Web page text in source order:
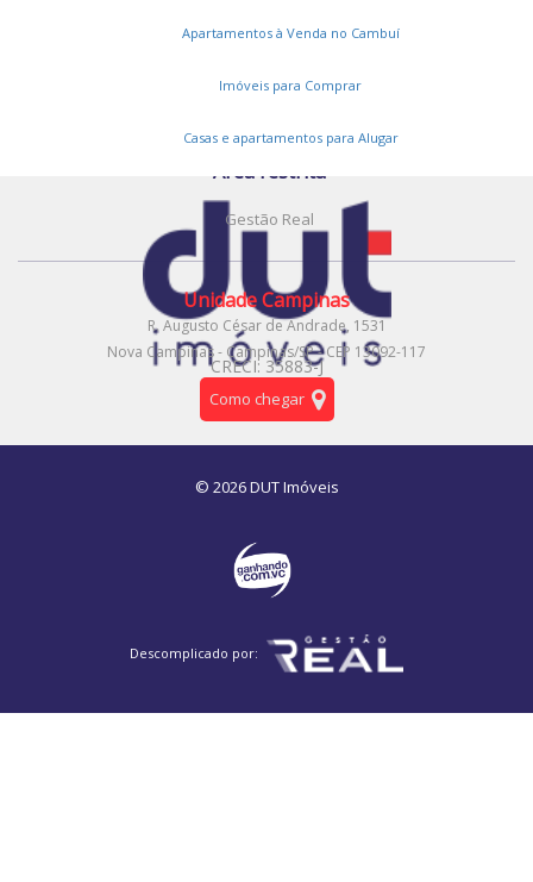
Apartamentos à Venda no Cambuí
Imóveis para Comprar
Casas e apartamentos para Alugar
CRECI: 35883-J
Entre em contato
Área restrita
Gestão Real
Unidade Campinas
R. Augusto César de Andrade, 1531
Nova Campinas - Campinas/SP - CEP 13092-117
Como chegar
© 2026 DUT Imóveis
Descomplicado por: